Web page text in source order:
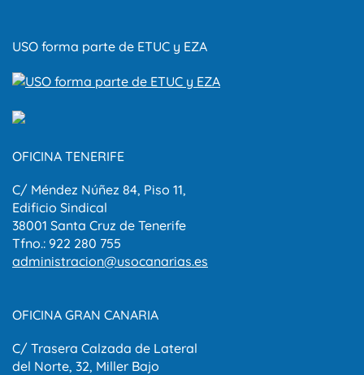
USO forma parte de ETUC y EZA
OFICINA TENERIFE
C/ Méndez Núñez 84, Piso 11,
Edificio Sindical
38001 Santa Cruz de Tenerife
Tfno.: 922 280 755
administracion@usocanarias.es
OFICINA GRAN CANARIA
C/ Trasera Calzada de Lateral
del Norte, 32, Miller Bajo